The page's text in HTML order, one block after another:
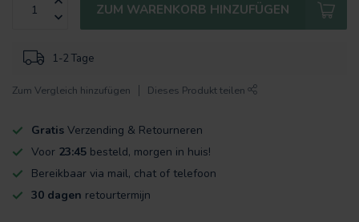
ZUM WARENKORB HINZUFÜGEN
1-2 Tage
Zum Vergleich hinzufügen Dieses Produkt teilen
Gratis Verzending & Retourneren
Voor 23:45 besteld, morgen in huis!
Bereikbaar via mail, chat of telefoon
30 dagen retourtermijn